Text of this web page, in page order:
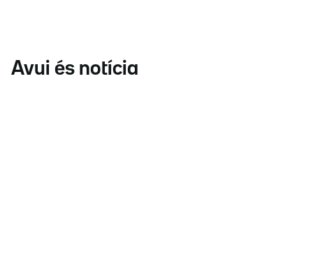
Avui és notícia